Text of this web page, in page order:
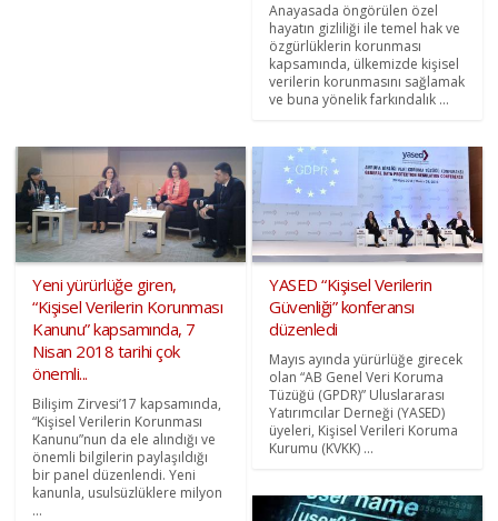
Anayasada öngörülen özel
hayatın gizliliği ile temel hak ve
özgürlüklerin korunması
kapsamında, ülkemizde kişisel
verilerin korunmasını sağlamak
ve buna yönelik farkındalık ...
Yeni yürürlüğe giren,
“Kişisel Verilerin Korunması
Kanunu” kapsamında, 7
Nisan 2018 tarihi çok
önemli...
Bilişim Zirvesi’17 kapsamında,
“Kişisel Verilerin Korunması
Kanunu”nun da ele alındığı ve
önemli bilgilerin paylaşıldığı
bir panel düzenlendi. Yeni
kanunla, usulsüzlüklere milyon
...
YASED “Kişisel Verilerin
Güvenliği” konferansı
düzenledi
Mayıs ayında yürürlüğe girecek
olan “AB Genel Veri Koruma
Tüzüğü (GPDR)” Uluslararası
Yatırımcılar Derneği (YASED)
üyeleri, Kişisel Verileri Koruma
Kurumu (KVKK) ...